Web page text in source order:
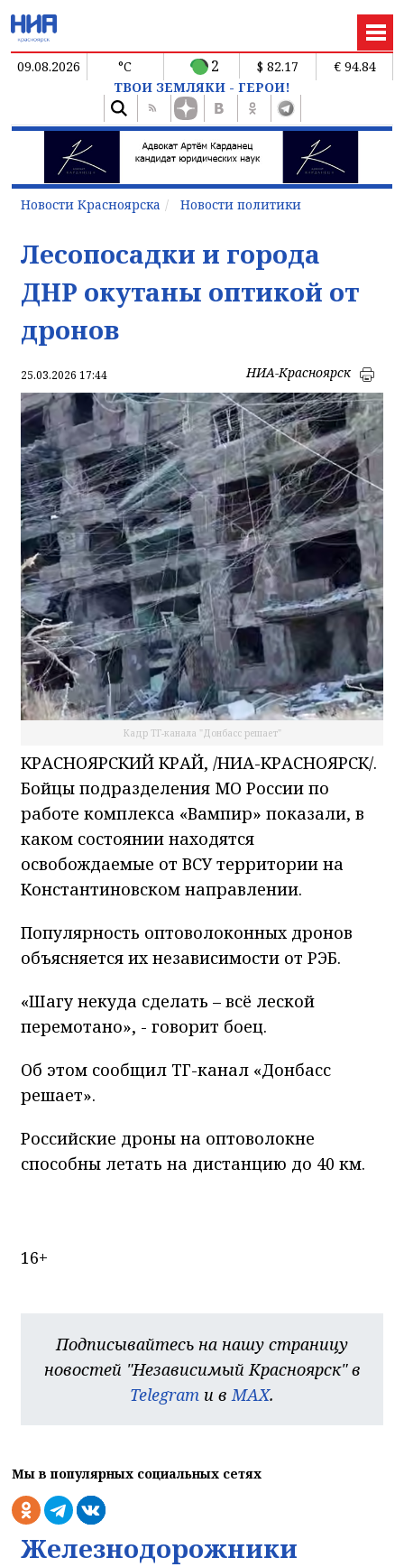
09.08.2026 °C 2 $ 82.17
€ 94.84
ТВОИ ЗЕМЛЯКИ - ГЕРОИ!
Новости Красноярска Новости политики
Лесопосадки и города
ДНР окутаны оптикой от
дронов
25.03.2026 17:44 НИА-Красноярск
Кадр ТГ-канала "Донбасс решает"
КРАСНОЯРСКИЙ КРАЙ, /НИА-КРАСНОЯРСК/.
Бойцы подразделения МО России по
работе комплекса «Вампир» показали, в
каком состоянии находятся
освобождаемые от ВСУ территории на
Константиновском направлении.
Популярность оптоволоконных дронов
объясняется их независимости от РЭБ.
«Шагу некуда сделать – всё леской
перемотано», - говорит боец.
Об этом сообщил ТГ-канал «Донбасс
решает».
Российские дроны на оптоволокне
способны летать на дистанцию до 40 км.
16+
Подписывайтесь на нашу страницу
новостей "Независимый Красноярск" в
Telegram и вMAX.
Мы в популярных социальных сетях
Железнодорожники